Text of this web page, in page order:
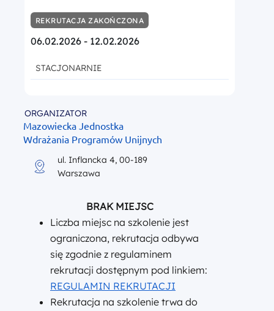
BRAK MIEJSC
Liczba miejsc na szkolenie jest
ograniczona, rekrutacja odbywa
się zgodnie z regulaminem
rekrutacji dostępnym pod linkiem:
REGULAMIN REKRUTACJI
Rekrutacja na szkolenie trwa do
REKRUTACJA ZAKOŃCZONA
06.02.2026 - 12.02.2026
STACJONARNIE
ORGANIZATOR
Mazowiecka Jednostka
Wdrażania Programów Unijnych
ul. Inflancka 4, 00-189
Warszawa